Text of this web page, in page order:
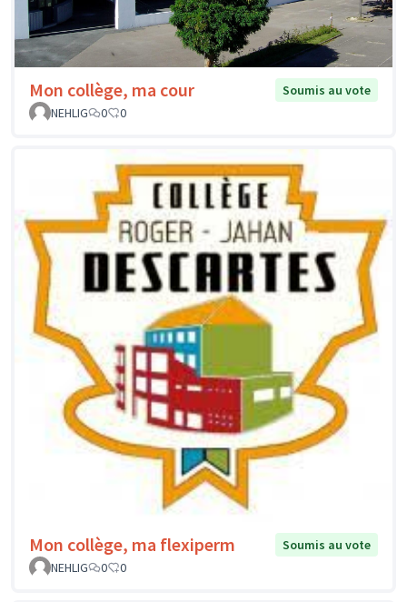
Mon collège, ma cour
Soumis au vote
NEHLIG
0 0
Mon collège, ma flexiperm
Soumis au vote
NEHLIG
0 0